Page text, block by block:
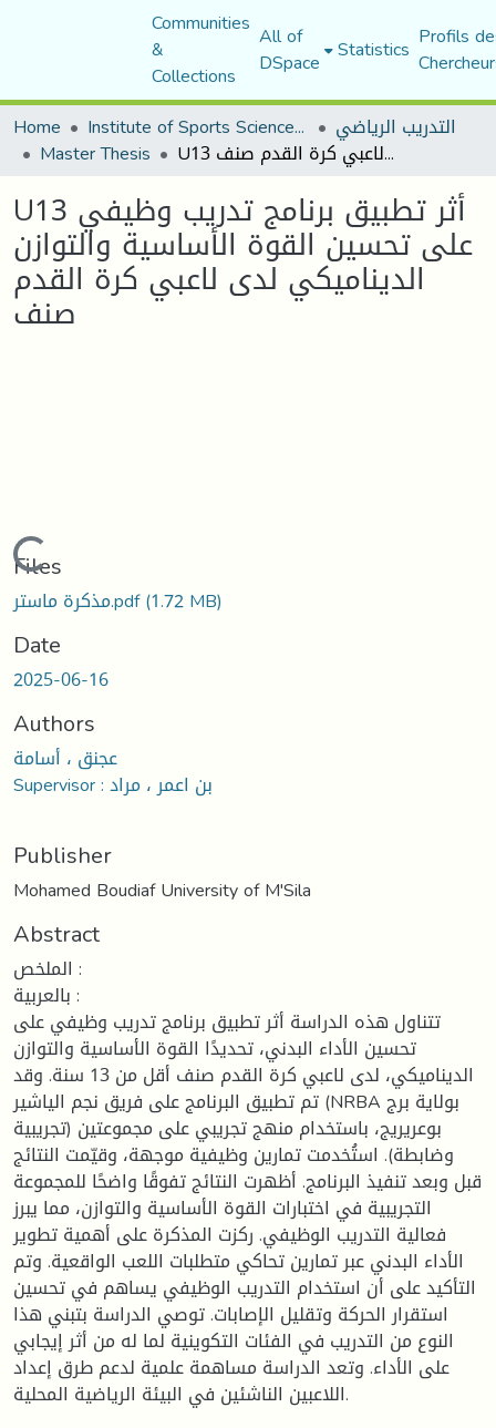
Communities
&
Collections
All of
DSpace Statistics Profils
Home
Institute of Sports Sciences and Techniques التدريب الرياضي
Master Thesis U13 أثر تطبيق برنامج تدريب وظيفي على تحسين القوة الأساسية والتوازن الديناميكي لدى لاعبي كرة القدم صنف
U13 أثر تطبيق برنامج تدريب وظيفي
على تحسين القوة الأساسية والتوازن
الديناميكي لدى لاعبي كرة القدم
صنف
Files
مذكرة ماستر.pdf(1.72 MB)
Date
2025-06-16
Authors
عجنق ، أسامة
Supervisor : بن اعمر ، مراد
Publisher
Mohamed Boudiaf University of M'Sila
Abstract
الملخص :
بالعربية :
تتناول هذه الدراسة أثر تطبيق برنامج تدريب وظيفي على
تحسين الأداء البدني، تحديدًا القوة الأساسية والتوازن
الديناميكي، لدى لاعبي كرة القدم صنف أقل من 13 سنة. وقد
تم تطبيق البرنامج على فريق نجم الياشير (NRBA بولاية برج
بوعريريج، باستخدام منهج تجريبي على مجموعتين (تجريبية
وضابطة). استُخدمت تمارين وظيفية موجهة، وقيّمت النتائج
قبل وبعد تنفيذ البرنامج. أظهرت النتائج تفوقًا واضحًا للمجموعة
التجريبية في اختبارات القوة الأساسية والتوازن، مما يبرز
فعالية التدريب الوظيفي. ركزت المذكرة على أهمية تطوير
الأداء البدني عبر تمارين تحاكي متطلبات اللعب الواقعية. وتم
التأكيد على أن استخدام التدريب الوظيفي يساهم في تحسين
استقرار الحركة وتقليل الإصابات. توصي الدراسة بتبني هذا
النوع من التدريب في الفئات التكوينية لما له من أثر إيجابي
على الأداء. وتعد الدراسة مساهمة علمية لدعم طرق إعداد
اللاعبين الناشئين في البيئة الرياضية المحلية.